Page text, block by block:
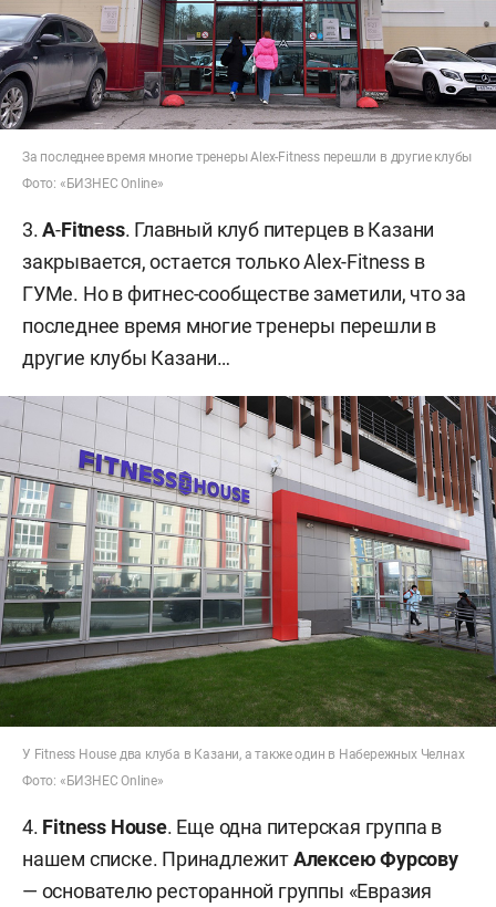
За последнее время многие тренеры Alex-Fitness перешли в другие клубы
Фото: «БИЗНЕС Online»
3.A-Fitness. Главный клуб питерцев в Казани
закрывается, остается только Alex-Fitness в
ГУМе. Но в фитнес-сообществе заметили, что за
последнее время многие тренеры перешли в
другие клубы Казани…
У Fitness House два клуба в Казани, а также один в Набережных Челнах
Фото: «БИЗНЕС Online»
4. Fitness House. Еще одна питерская группа в
нашем списке. ПринадлежитАлексею Фурсову
— основателю ресторанной группы «Евразия